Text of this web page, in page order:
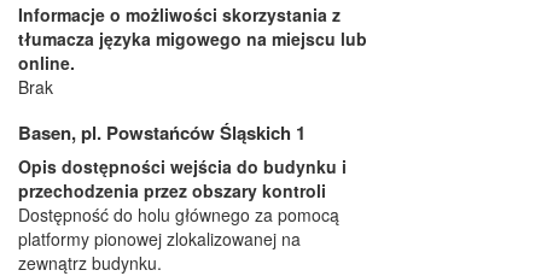
Informacje o możliwości skorzystania z
tłumacza języka migowego na miejscu lub
online.
Brak
Basen, pl. Powstańców Śląskich 1
Opis dostępności wejścia do budynku i
przechodzenia przez obszary kontroli
Dostępność do holu głównego za pomocą
platformy pionowej zlokalizowanej na
zewnątrz budynku.